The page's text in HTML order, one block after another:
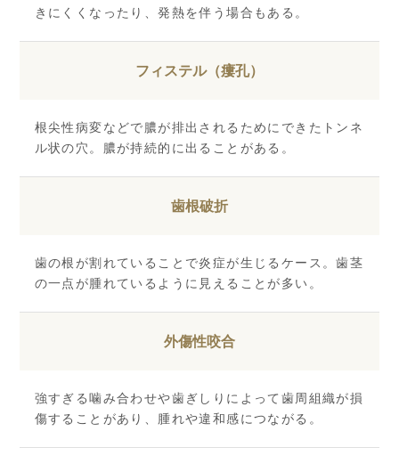
きにくくなったり、発熱を伴う場合もある。
フィステル（瘻孔）
根尖性病変などで膿が排出されるためにできたトンネ
ル状の穴。膿が持続的に出ることがある。
歯根破折
歯の根が割れていることで炎症が生じるケース。歯茎
の一点が腫れているように見えることが多い。
外傷性咬合
強すぎる噛み合わせや歯ぎしりによって歯周組織が損
傷することがあり、腫れや違和感につながる。